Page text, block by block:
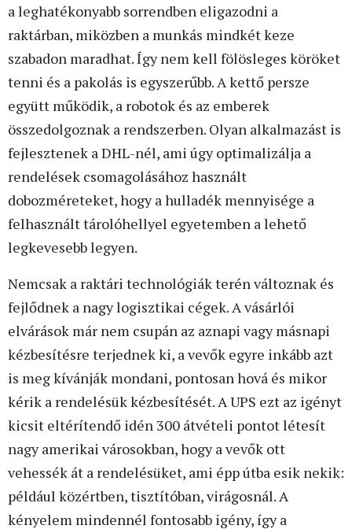
a leghatékonyabb sorrendben eligazodni a
raktárban, miközben a munkás mindkét keze
szabadon maradhat. Így nem kell fölösleges köröket
tenni és a pakolás is egyszerűbb. A kettő persze
együtt működik, a robotok és az emberek
összedolgoznak a rendszerben. Olyan alkalmazást is
fejlesztenek a DHL-nél, ami úgy optimalizálja a
rendelések csomagolásához használt
dobozméreteket, hogy a hulladék mennyisége a
felhasznált tárolóhellyel egyetemben a lehető
legkevesebb legyen.
Nemcsak a raktári technológiák terén változnak és
fejlődnek a nagy logisztikai cégek. A vásárlói
elvárások már nem csupán az aznapi vagy másnapi
kézbesítésre terjednek ki, a vevők egyre inkább azt
is meg kívánják mondani, pontosan hová és mikor
kérik a rendelésük kézbesítését. A UPS ezt az igényt
kicsit eltérítendő idén 300 átvételi pontot létesít
nagy amerikai városokban, hogy a vevők ott
vehessék át a rendelésüket, ami épp útba esik nekik:
például közértben, tisztítóban, virágosnál. A
kényelem mindennél fontosabb igény, így a